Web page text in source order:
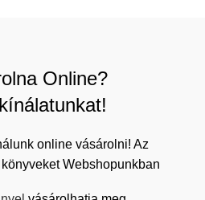
Online?
online vásárolni! Az
Webshopunkban